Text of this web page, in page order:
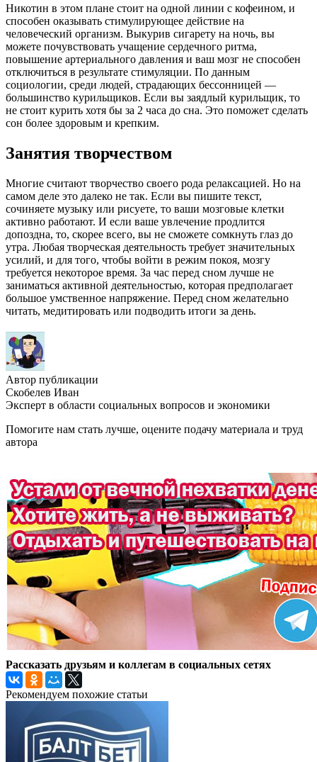
Никотин в этом плане стоит на одной линии с кофеином, и
способен оказывать стимулирующее действие на
человеческий организм. Выкурив сигарету на ночь, вы
можете почувствовать учащение сердечного ритма,
повышение артериального давления и ваш мозг не способен
отключиться в результате стимуляции. По данным
социологии, среди людей, страдающих бессонницей —
большинство курильщиков. Если вы заядлый курильщик, то
не стоит курить хотя бы за 2 часа до сна. Это поможет сделать
сон более здоровым и крепким.
Занятия творчеством
Многие считают творчество своего рода релаксацией. Но на
самом деле это далеко не так. Если вы пишите текст,
сочиняете музыку или рисуете, то ваши мозговые клетки
активно работают. И если ваше увлечение продлится
допоздна, то, скорее всего, вы не сможете сомкнуть глаз до
утра. Любая творческая деятельность требует значительных
усилий, и для того, чтобы войти в режим покоя, мозгу
требуется некоторое время. За час перед сном лучше не
заниматься активной деятельностью, которая предполагает
большое умственное напряжение. Перед сном желательно
читать, медитировать или подводить итоги за день.
Автор публикации
Скобелев Иван
Эксперт в области социальных вопросов и экономики
Помогите нам стать лучше, оцените подачу материала и труд
автора
Рассказать друзьям и коллегам в социальных сетях
Рекомендуем похожие статьи